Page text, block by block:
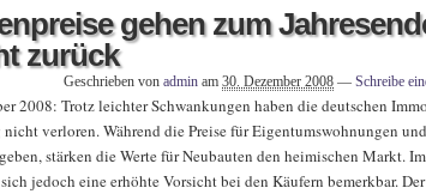
gehen zum
zurück
Geschrieben von admin am 30. Dezember 2008 — Schreibe
2008: Trotz leichter Schwankungen haben die deutschen
verloren. Während die Preise für Eigentumswohnungen
stärken die Werte für Neubauten den heimischen Markt.
jedoch eine erhöhte Vorsicht bei den Käufern bemerkbar.